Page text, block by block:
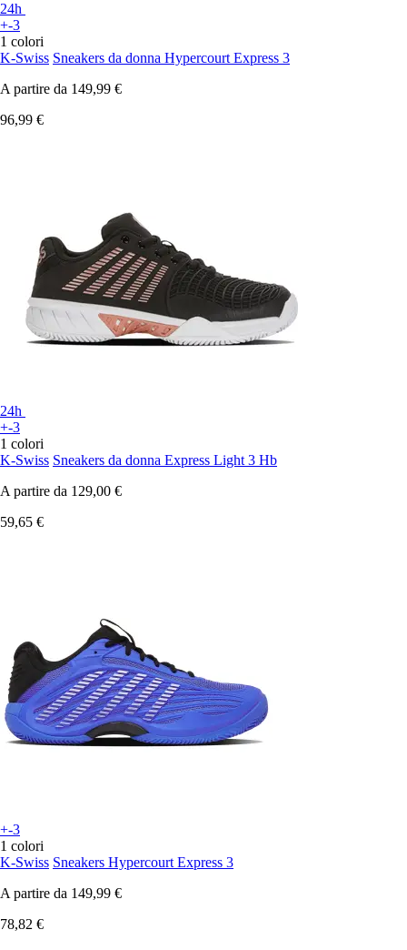
24h
+-3
1 colori
K-Swiss Sneakers da donna Hypercourt Express 3
A partire da 149,99 €
96,99 €
24h
+-3
1 colori
K-Swiss Sneakers da donna Express Light 3 Hb
A partire da 129,00 €
59,65 €
+-3
1 colori
K-Swiss Sneakers Hypercourt Express 3
A partire da 149,99 €
78,82 €